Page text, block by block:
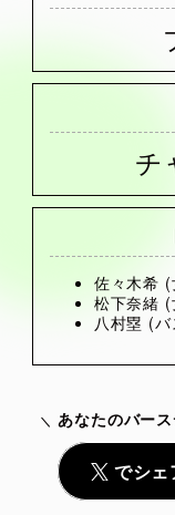
チ
佐々木希
松下奈緒
八村塁 (
あなたのバー